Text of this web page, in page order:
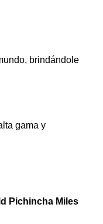
brindándole
gama y
Pichincha Miles